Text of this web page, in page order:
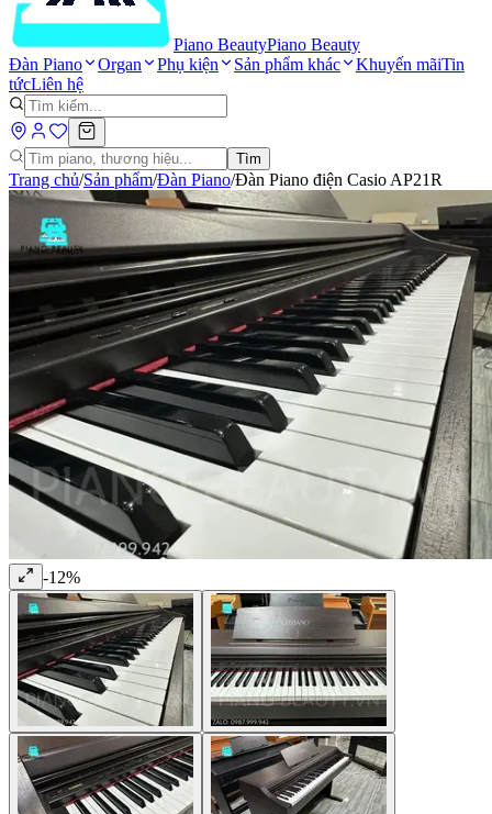
Piano BeautyPiano Beauty
Đàn Piano
Organ Phụ kiện Sản phẩm khác Khuyến mãiTin
tứcLiên hệ
Tìm
Trang chủ/Sản phẩm/Đàn Piano/Đàn Piano điện Casio AP21R
-12%